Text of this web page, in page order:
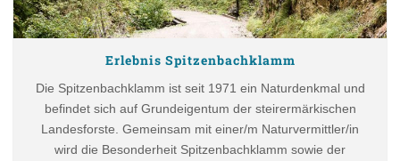
Erlebnis Spitzenbachklamm
Die Spitzenbachklamm ist seit 1971 ein Naturdenkmal und
befindet sich auf Grundeigentum der steirermärkischen
Landesforste. Gemeinsam mit einer/m Naturvermittler/in
wird die Besonderheit Spitzenbachklamm sowie der